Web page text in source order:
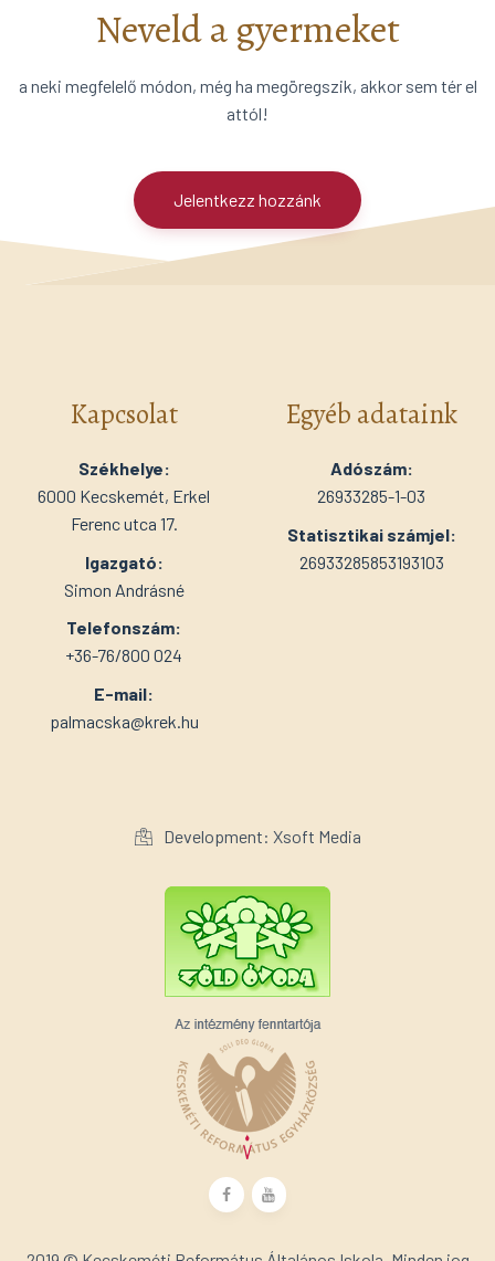
Neveld a gyermeket
a neki megfelelő módon, még ha megöregszik, akkor sem tér el
attól!
Jelentkezz hozzánk
Kapcsolat
Székhelye:
6000 Kecskemét, Erkel
Ferenc utca 17.
Igazgató:
Simon Andrásné
Telefonszám:
+36-76/800 024
E-mail:
palmacska@krek.hu
Egyéb adataink
Adószám:
26933285-1-03
Statisztikai számjel:
26933285853193103
Development: Xsoft Media